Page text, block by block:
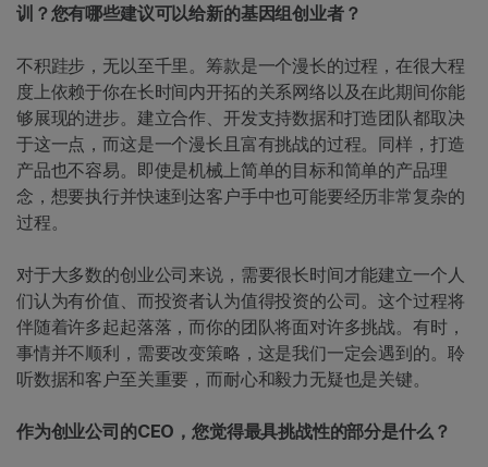
训？您有哪些建议可以给新的基因组创业者？
不积跬步，无以至千里。筹款是一个漫长的过程，在很大程
度上依赖于你在长时间内开拓的关系网络以及在此期间你能
够展现的进步。建立合作、开发支持数据和打造团队都取决
于这一点，而这是一个漫长且富有挑战的过程。同样，打造
产品也不容易。即使是机械上简单的目标和简单的产品理
念，想要执行并快速到达客户手中也可能要经历非常复杂的
过程。
对于大多数的创业公司来说，需要很长时间才能建立一个人
们认为有价值、而投资者认为值得投资的公司。这个过程将
伴随着许多起起落落，而你的团队将面对许多挑战。有时，
事情并不顺利，需要改变策略，这是我们一定会遇到的。聆
听数据和客户至关重要，而耐心和毅力无疑也是关键。
作为创业公司的CEO，您觉得最具挑战性的部分是什么？